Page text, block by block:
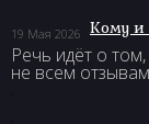
19 Мая 2026 Кому и
Речь идёт о
не всем